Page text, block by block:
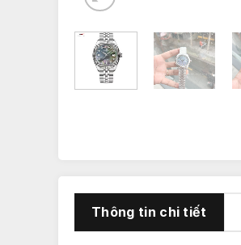
Thông tin chi tiết